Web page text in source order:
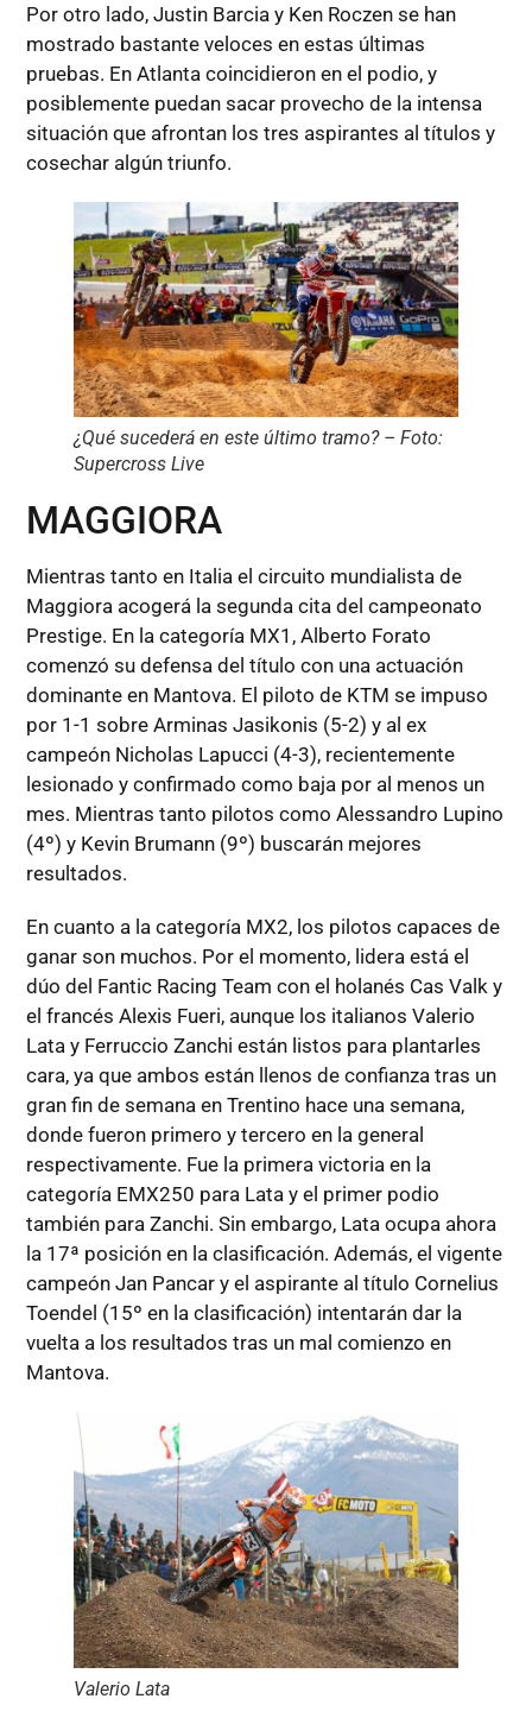
Por otro lado, Justin Barcia y Ken Roczen se han
mostrado bastante veloces en estas últimas
pruebas. En Atlanta coincidieron en el podio, y
posiblemente puedan sacar provecho de la intensa
situación que afrontan los tres aspirantes al títulos y
cosechar algún triunfo.
¿Qué sucederá en este último tramo? – Foto:
Supercross Live
MAGGIORA
Mientras tanto en Italia el circuito mundialista de
Maggiora acogerá la segunda cita del campeonato
Prestige. En la categoría MX1, Alberto Forato
comenzó su defensa del título con una actuación
dominante en Mantova. El piloto de KTM se impuso
por 1-1 sobre Arminas Jasikonis (5-2) y al ex
campeón Nicholas Lapucci (4-3), recientemente
lesionado y confirmado como baja por al menos un
mes. Mientras tanto pilotos como Alessandro Lupino
(4º) y Kevin Brumann (9º) buscarán mejores
resultados.
En cuanto a la categoría MX2, los pilotos capaces de
ganar son muchos. Por el momento, lidera está el
dúo del Fantic Racing Team con el holanés Cas Valk y
el francés Alexis Fueri, aunque los italianos Valerio
Lata y Ferruccio Zanchi están listos para plantarles
cara, ya que ambos están llenos de confianza tras un
gran fin de semana en Trentino hace una semana,
donde fueron primero y tercero en la general
respectivamente. Fue la primera victoria en la
categoría EMX250 para Lata y el primer podio
también para Zanchi. Sin embargo, Lata ocupa ahora
la 17ª posición en la clasificación. Además, el vigente
campeón Jan Pancar y el aspirante al título Cornelius
Toendel (15º en la clasificación) intentarán dar la
vuelta a los resultados tras un mal comienzo en
Mantova.
Valerio Lata